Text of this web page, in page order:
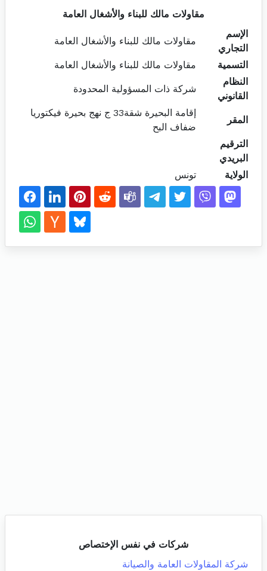
مقاولات مالك للبناء والأشغال العامة
الإسم
التجاري
مقاولات مالك للبناء والأشغال العامة
التسمية
مقاولات مالك للبناء والأشغال العامة
النظام
القانوني
شركة ذات المسؤولية المحدودة
المقر
إقامة البحيرة شقة33 ج نهج بحيرة فيكتوريا
ضفاف البح
الترقيم
البريدي
الولاية
تونس
شركات في نفس الإختصاص
شركة المقاولات العامة والصيانة